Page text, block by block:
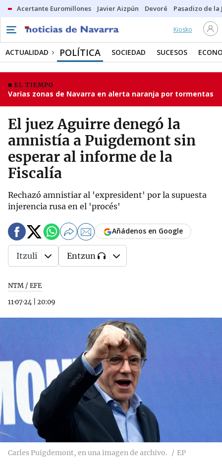
Acertante Euromillones Javier Aizpún Devoré Pasadizo de la
Kiosko
ACTUALIDAD POLÍTICA SOCIEDAD SUCESOS
EL TIEMPO
Varias zonas de Navarra en alerta naranja por tormentas
El juez Aguirre denegó la
amnistía a Puigdemont sin
esperar al informe de la
Fiscalía
Rechazó amnistiar al 'expresident' por la supuesta
injerencia rusa en el 'procés'
NTM / EFE
11·07·24
20:09
Añádenos en Google
Itzuli Entzun
Carles Puigdemont, en una imagen de archivo. EP